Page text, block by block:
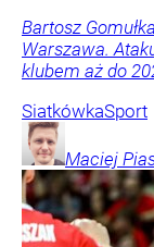
Bartosz
Warszawa.
klubem aż do
SiatkówkaSport
Maciej